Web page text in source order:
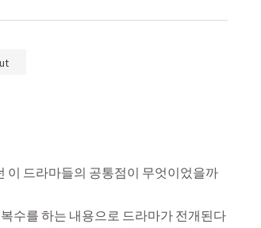
이 드라마들의 공통점이 무엇이었을까
수를 하는 내용으로 드라마가 전개된다